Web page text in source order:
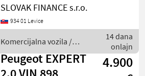
2.0 L1H1 4x4 Dangel r.v.
08/2018, 155 541 km, EURO
6, 90 kW, 1997 cm3, diesel,
sedenie, 2x elek
SLOVAK FINANCE s.r.o.
934 01 Levice
Komercijalna vozila /
Peugeot
14 dana
onlajn
Peugeot EXPERT
4.900